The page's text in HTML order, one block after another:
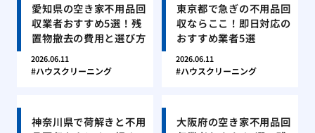
愛知県の空き家不用品回
収業者おすすめ5選！残
置物撤去の費用と選び方
2026.06.11
ハウスクリーニング
東京都で急ぎの不用品回
収ならここ！即日対応の
おすすめ業者5選
2026.06.11
ハウスクリーニング
神奈川県で荷解きと不用
大阪府の空き家不用品回